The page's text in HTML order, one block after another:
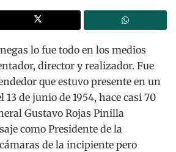
lo fue todo en los medios
director y realizador. Fue
que estuvo presente en un
de junio de 1954, hace casi 70
Gustavo Rojas Pinilla
como Presidente de la
de la incipiente pero